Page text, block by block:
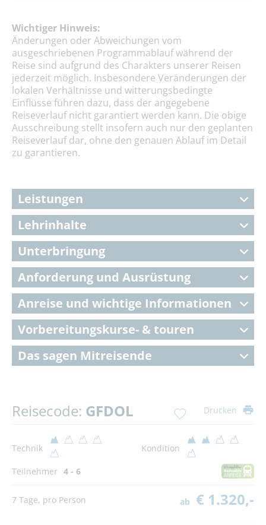
Wichtiger Hinweis:
Änderungen oder Abweichungen vom
ausgeschriebenen Programmablauf während der
Reise sind aufgrund des Charakters unserer Reisen
jederzeit möglich. Insbesondere Veränderungen der
lokalen Verhältnisse und witterungsbedingte
Einflüsse führen dazu, dass der angegebene
Reiseverlauf nicht garantiert werden kann. Die obige
Ausschreibung stellt insofern auch nur den geplanten
Reiseverlauf dar, ohne den genauen Ablauf im Detail
zu garantieren.
Leistungen
Lehrinhalte
Unterbringung
Anforderung und Ausrüstung
Anreise und wichtige Informationen
Vorbereitungskurse- & touren
Das sagen Mitreisende
Reisecode: GFDOL Drucken
Technik Kondition
Teilnehmer 4 - 6
7 Tage, pro Person ab € 1.320,-